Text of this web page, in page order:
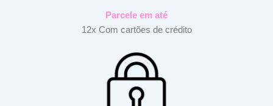
Parcele em até
12x Com cartões de crédito